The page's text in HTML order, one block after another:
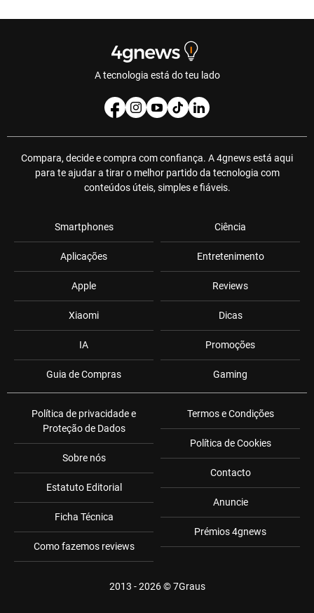
A tecnologia está do teu lado
Compara, decide e compra com confiança. A 4gnews está aqui
para te ajudar a tirar o melhor partido da tecnologia com
conteúdos úteis, simples e fiáveis.
Smartphones
Aplicações
Apple
Xiaomi
IA
Guia de Compras
Ciência
Entretenimento
Reviews
Dicas
Promoções
Gaming
Política de privacidade e
Proteção de Dados
Sobre nós
Estatuto Editorial
Ficha Técnica
Como fazemos reviews
Termos e Condições
Política de Cookies
Contacto
Anuncie
Prémios 4gnews
2013 - 2026 ©7Graus